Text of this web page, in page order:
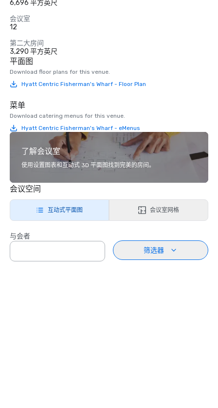
6,696 平方英尺
会议室
12
第二大房间
3,290 平方英尺
平面图
Download floor plans for this venue.
Hyatt Centric Fisherman's Wharf - Floor Plan
菜单
Download catering menus for this venue.
Hyatt Centric Fisherman's Wharf - eMenus
了解会议室
使用设置图表和互动式 3D 平面图找到完美的房间。
会议空间
互动式平面图 会议室网格
与会者
筛选器